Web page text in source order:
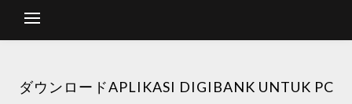
ダウンロードAPLIKASI DIGIBANK UNTUK PC